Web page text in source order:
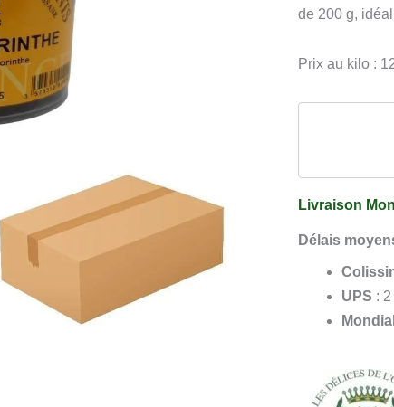
Corinthe
x
g
de 200 g,
Prix au kilo :
Livraison
Délais
UPS :